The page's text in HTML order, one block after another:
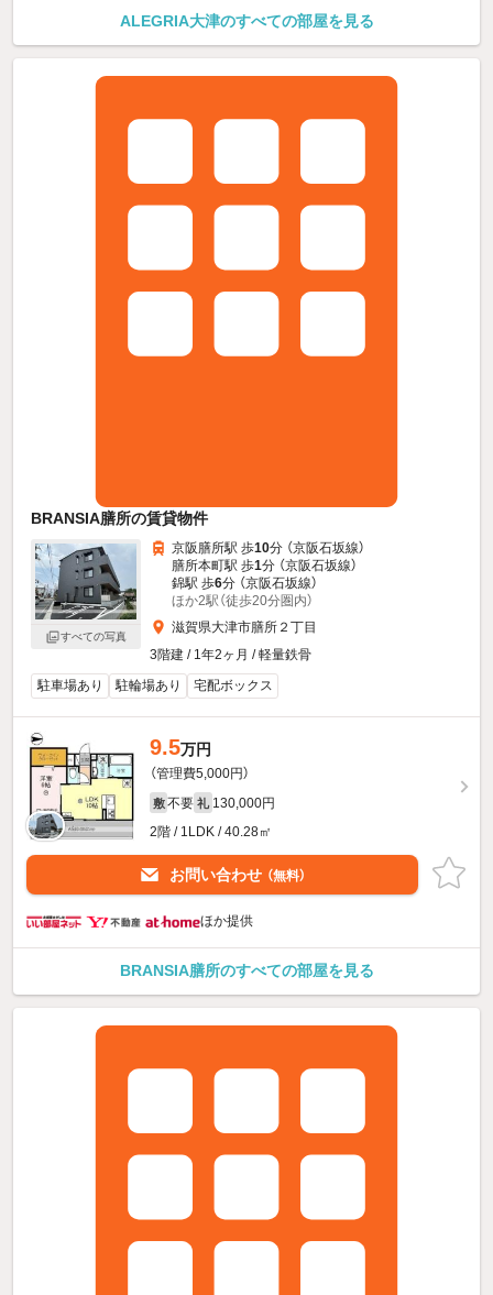
ALEGRIA大津のすべての部屋を見る
BRANSIA膳所の賃貸物件
すべての写真
京阪膳所駅 歩10分 （京阪石坂線）
膳所本町駅 歩1分 （京阪石坂線）
錦駅 歩6分 （京阪石坂線）
ほか2駅（徒歩20分圏内）
滋賀県大津市膳所２丁目
3階建 / 1年2ヶ月 / 軽量鉄骨
駐車場あり
駐輪場あり 宅配ボックス
9.5万円
（管理費5,000円）
敷 不要 礼 130,000円
2階 / 1LDK / 40.28㎡
お問い合わせ （無料）
ほか提供
BRANSIA膳所のすべての部屋を見る